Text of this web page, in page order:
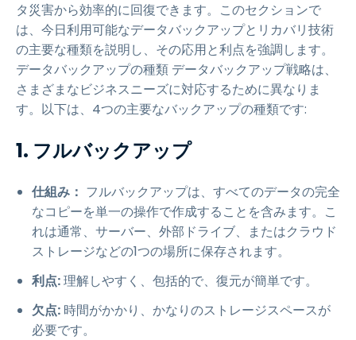
タ災害から効率的に回復できます。このセクションで
は、今日利用可能なデータバックアップとリカバリ技術
の主要な種類を説明し、その応用と利点を強調します。
データバックアップの種類 データバックアップ戦略は、
さまざまなビジネスニーズに対応するために異なりま
す。以下は、4つの主要なバックアップの種類です:
1. フルバックアップ
仕組み： フルバックアップは、すべてのデータの完全
なコピーを単一の操作で作成することを含みます。こ
れは通常、サーバー、外部ドライブ、またはクラウド
ストレージなどの1つの場所に保存されます。
利点:理解しやすく、包括的で、復元が簡単です。
欠点: 時間がかかり、かなりのストレージスペースが
必要です。